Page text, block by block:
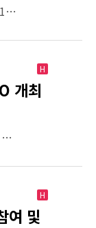
안녕하십니까. 4단계 BK21사업 미래영상콘텐츠 혁신융합 교육연구단은 매년 2회 국제학술포럼을 통해 영상콘텐츠 분야 학술기관 및 현장 전문가를 초빙하여 국내외적 학술 네트워크 구축에 힘쓰고 있습니다. 2019년 말부터 본격화된 언택트 시대의 지속은 영상콘텐츠 수요의 폭발적 성장을 야기하였고, 더불어 영상콘텐…
H
개최
2021 산학협력 EXPO 개최 안내 1. 기간 : 2021.10.18.(월) ~ 24.(일), 산학협력 주간(7일) 온라인 진행 ※ 2021.10.20.(수) ~ 10.22.(금), 수원컨벤션센터 3일간 오프라인 진행 2. 장소 : 산학협력 EXPO 홈페이지 & …
H
여 및